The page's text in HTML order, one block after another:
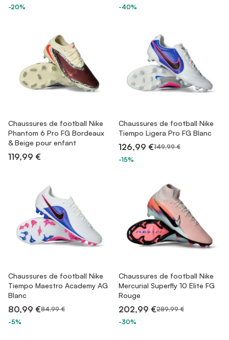
-20%
-40%
Chaussures de football Nike
Phantom 6 Pro FG Bordeaux
& Beige pour enfant
119,99 €
Chaussures de football Nike
Tiempo Ligera Pro FG Blanc
126,99 €149,99 €
-15%
Chaussures de football Nike
Tiempo Maestro Academy AG
Blanc
80,99 €84,99 €
-5%
Chaussures de football Nike
Mercurial Superfly 10 Elite FG
Rouge
202,99 €289,99 €
-30%